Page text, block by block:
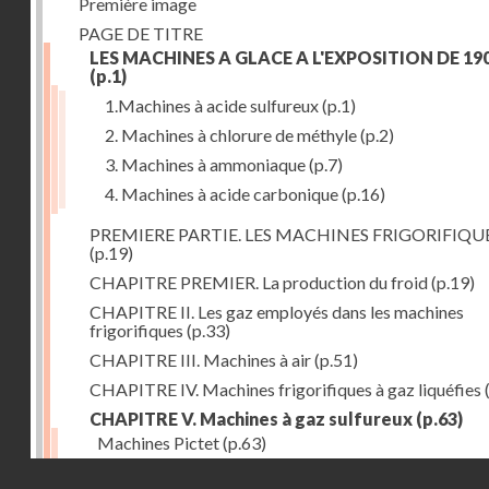
PAGE DE TITRE
LES MACHINES A GLACE A L'EXPOSITION DE
(p.1)
1.Machines à acide sulfureux(p.1)
2. Machines à chlorure de méthyle(p.2)
3. Machines à ammoniaque(p.7)
4. Machines à acide carbonique(p.16)
PREMIERE PARTIE. LES MACHINES
(p.19)
CHAPITRE PREMIER. La production du froid(p.19)
CHAPITRE II. Les gaz employés dans les machines
frigorifiques (p.33)
CHAPITRE III. Machines à air(p.51)
CHAPITRE IV. Machines frigorifiques à gaz liquéfies
CHAPITRE V. Machines à gaz sulfureux (p.63)
Machines Pictet(p.63)